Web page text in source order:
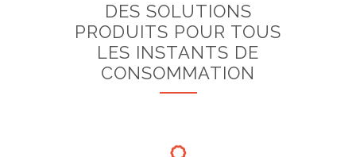
DES SOLUTIONS
PRODUITS POUR TOUS
LES INSTANTS DE
CONSOMMATION